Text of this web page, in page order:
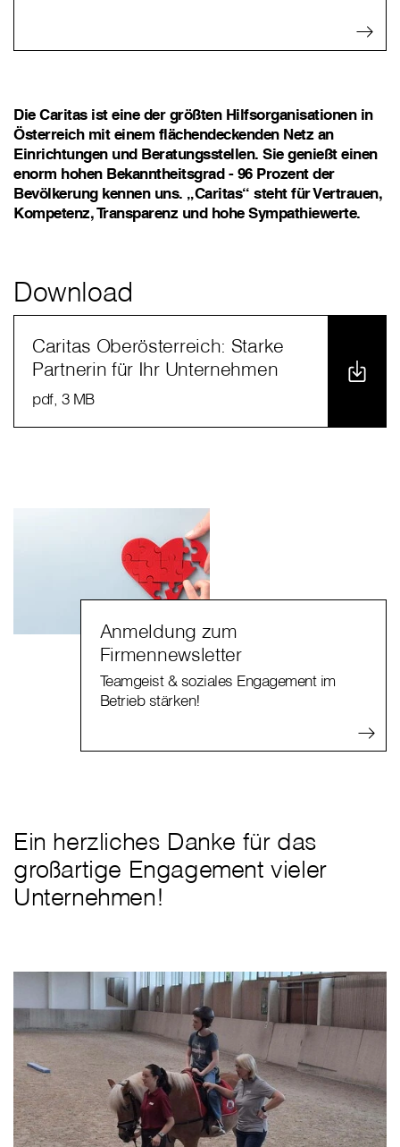
Die Caritas ist eine der größten Hilfsorganisationen in
Österreich mit einem flächendeckenden Netz an
Einrichtungen und Beratungsstellen. Sie genießt einen
enorm hohen Bekanntheitsgrad - 96 Prozent der
Bevölkerung kennen uns. „Caritas“ steht für Vertrauen,
Kompetenz, Transparenz und hohe Sympathiewerte.
Download
Caritas Oberösterreich: Starke
Partnerin für Ihr Unternehmen
pdf, 3 MB
Anmeldung zum
Firmennewsletter
Teamgeist & soziales Engagement im
Betrieb stärken!
Ein herzliches Danke für das
großartige Engagement vieler
Unternehmen!